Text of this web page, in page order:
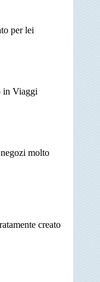
per lei
in Viaggi
molto
creato